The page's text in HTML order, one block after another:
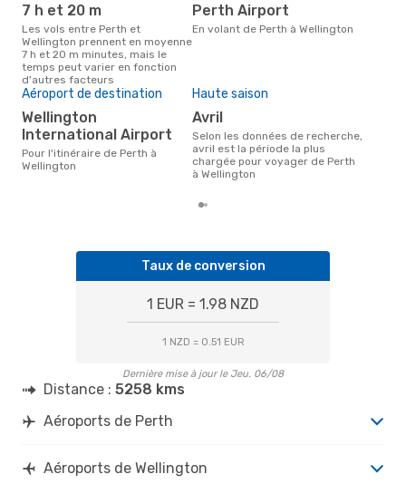
7 h et 20 m
Les vols entre Perth et
Wellington prennent en moyenne
7 h et 20 m minutes, mais le
temps peut varier en fonction
d'autres facteurs
Perth Airport
En volant de Perth à Wellington
Aéroport de destination
Wellington
International Airport
Pour l'itinéraire de Perth à
Wellington
Haute saison
avril
Selon les données de recherche,
avril est la période la plus
chargée pour voyager de Perth
à Wellington
Taux de conversion
1 EUR = 1.98 NZD
1 NZD = 0.51 EUR
Dernière mise à jour le Jeu. 06/08
Distance : 5258 kms
Aéroports de Perth
Aéroports de Wellington